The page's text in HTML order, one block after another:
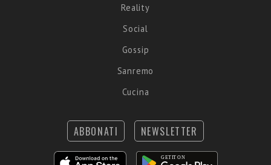
Reality
Social
Gossip
Sanremo
Cucina
ABBONATI NEWSLETTER